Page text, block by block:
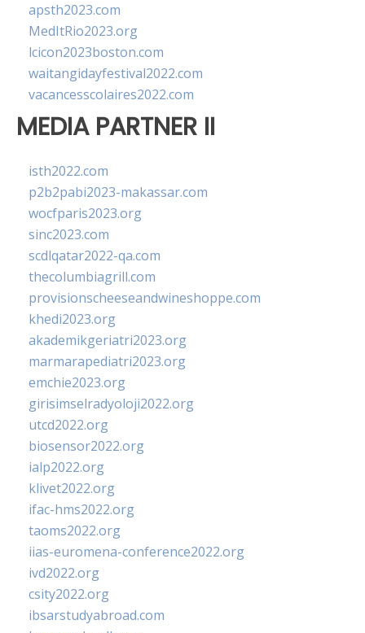
apsth2023.com
MedItRio2023.org
lcicon2023boston.com
waitangidayfestival2022.com
vacancesscolaires2022.com
MEDIA PARTNER II
isth2022.com
p2b2pabi2023-makassar.com
wocfparis2023.org
sinc2023.com
scdlqatar2022-qa.com
thecolumbiagrill.com
provisionscheeseandwineshoppe.com
khedi2023.org
akademikgeriatri2023.org
marmarapediatri2023.org
emchie2023.org
girisimselradyoloji2022.org
utcd2022.org
biosensor2022.org
ialp2022.org
klivet2022.org
ifac-hms2022.org
taoms2022.org
iias-euromena-conference2022.org
ivd2022.org
csity2022.org
ibsarstudyabroad.com